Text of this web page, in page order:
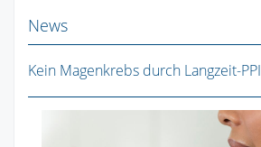
News
Kein Magenkrebs durch Langzeit-PPI